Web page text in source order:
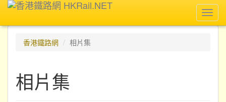
香港鐵路網
相片集
相片集